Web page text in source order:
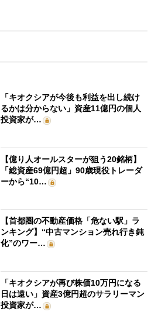
「キオクシアが今後も利益を出し続け
るかは分からない」資産11億円の個人
投資家が…
【億り人オールスターが狙う20銘柄】
「総資産69億円超」90歳現役トレーダ
ーから“10…
【首都圏の不動産価格「危ない駅」ラ
ンキング】“中古マンション売れ行き鈍
化”のワー…
「キオクシアが再び株価10万円になる
日は遠い」資産3億円超のサラリーマン
投資家が…